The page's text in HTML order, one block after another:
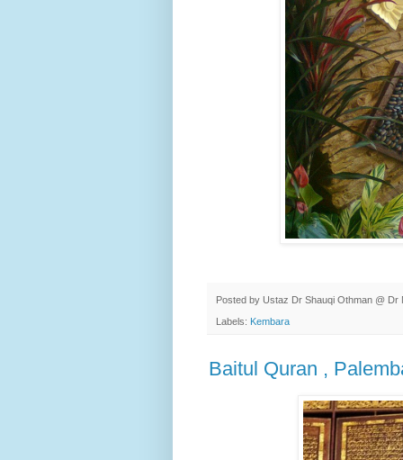
Posted by Ustaz Dr Shauqi Othman @ Dr
Labels: Kembara
Baitul Quran ,